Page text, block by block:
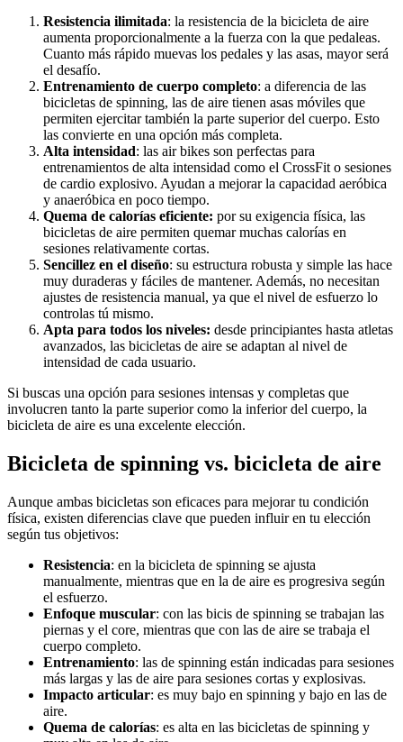
Resistencia ilimitada: la resistencia de la bicicleta de aire
aumenta proporcionalmente a la fuerza con la que pedaleas.
Cuanto más rápido muevas los pedales y las asas, mayor será
el desafío.
Entrenamiento de cuerpo completo: a diferencia de las
bicicletas de spinning, las de aire tienen asas móviles que
permiten ejercitar también la parte superior del cuerpo. Esto
las convierte en una opción más completa.
Alta intensidad: las air bikes son perfectas para
entrenamientos de alta intensidad como el CrossFit o sesiones
de cardio explosivo. Ayudan a mejorar la capacidad aeróbica
y anaeróbica en poco tiempo.
Quema de calorías eficiente: por su exigencia física, las
bicicletas de aire permiten quemar muchas calorías en
sesiones relativamente cortas.
Sencillez en el diseño: su estructura robusta y simple las hace
muy duraderas y fáciles de mantener. Además, no necesitan
ajustes de resistencia manual, ya que el nivel de esfuerzo lo
controlas tú mismo.
Apta para todos los niveles: desde principiantes hasta atletas
avanzados, las bicicletas de aire se adaptan al nivel de
intensidad de cada usuario.
Si buscas una opción para sesiones intensas y completas que
involucren tanto la parte superior como la inferior del cuerpo, la
bicicleta de aire es una excelente elección.
Bicicleta de spinning vs. bicicleta de aire
Aunque ambas bicicletas son eficaces para mejorar tu condición
física, existen diferencias clave que pueden influir en tu elección
según tus objetivos:
Resistencia: en la bicicleta de spinning se ajusta
manualmente, mientras que en la de aire es progresiva según
el esfuerzo.
Enfoque muscular: con las bicis de spinning se trabajan las
piernas y el core, mientras que con las de aire se trabaja el
cuerpo completo.
Entrenamiento: las de spinning están indicadas para sesiones
más largas y las de aire para sesiones cortas y explosivas.
Impacto articular: es muy bajo en spinning y bajo en las de
aire.
Quema de calorías: es alta en las bicicletas de spinning y